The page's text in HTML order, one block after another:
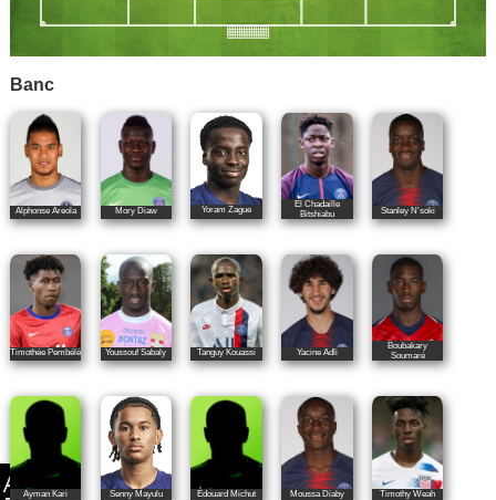
Banc
Alphonse Areola Mory Diaw Yoram Zague
El Chadaille
Bitshiabu
Stanley N'soki
Timothée Pembélé Youssouf Sabaly Tanguy Kouassi Yacine Adli
Boubakary
Soumaré
Ayman Kari Senny Mayulu Édouard Michut Moussa Diaby Timothy Weah